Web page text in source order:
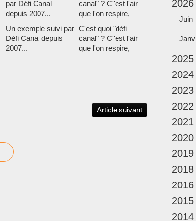
Un exemple suivi par
Défi Canal depuis
2007...
C'est quoi "défi
canal" ? C''est l'air
que l'on respire,
Article suivant
2026
Juin
2025
2024
2023
2022
2021
2020
2019
2018
2016
2015
2014